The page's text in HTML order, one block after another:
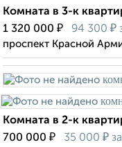
Комната в 3-к
1 320 000 ₽ 94 300 ₽
проспект Красной
Комната в 2-к
700 000 ₽ 35 000 ₽